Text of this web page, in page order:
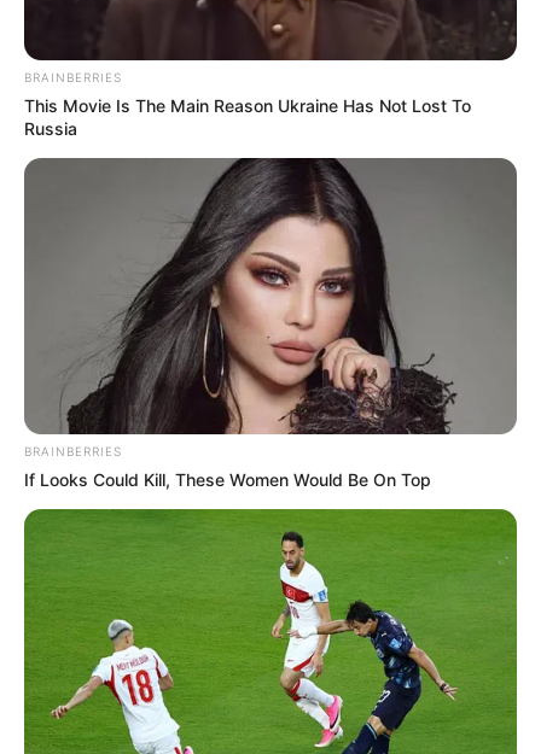
Orbán Viktor vereség esetén ezt tenné? Egy
BRAINBERRIES
This Movie Is The Main Reason Ukraine Has Not Lost To
Russia
BRAINBERRIES
If Looks Could Kill, These Women Would Be On Top